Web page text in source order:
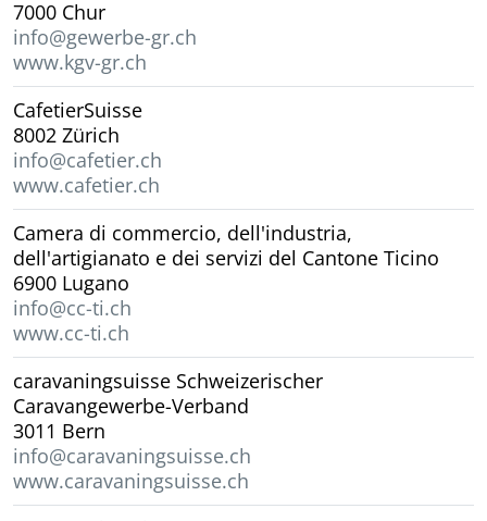
7000 Chur
info@gewerbe-gr.ch
www.kgv-gr.ch
CafetierSuisse
8002 Zürich
info@cafetier.ch
www.cafetier.ch
Camera di commercio, dell'industria,
dell'artigianato e dei servizi del Cantone Ticino
6900 Lugano
info@cc-ti.ch
www.cc-ti.ch
caravaningsuisse Schweizerischer
Caravangewerbe-Verband
3011 Bern
info@caravaningsuisse.ch
www.caravaningsuisse.ch